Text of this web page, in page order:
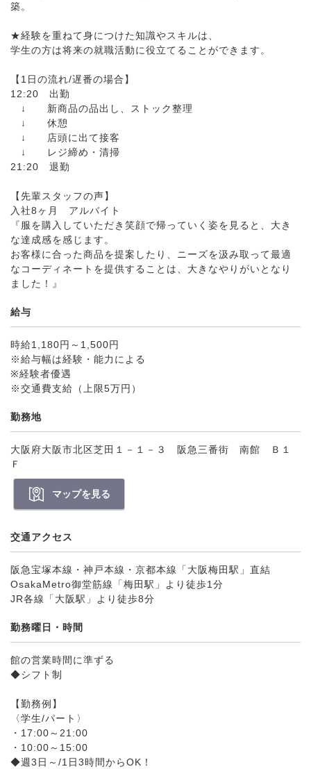
築。
★経験を重ねて身につけた知識やスキルは、
学生の方は将来の就職活動に役立てることができます。
【1日の流れ/遅番の場合】
12:20 出勤
↓ 新商品の品出し、ストック整理
↓ 休憩
↓ 店頭に出て接客
↓ レジ締め・清掃
21:20 退勤
【先輩スタッフの声】
入社8ヶ月 アルバイト
『服を購入していただき笑顔で帰っていく姿を見ると、大き
な達成感を感じます。
お客様に合った商品を提案したり、ニーズを汲み取って最適
なコーディネートを提供することは、大きなやりがいとなり
ました！』
給与
時給1,180円～1,500円
※給与幅は経験・能力による
※経験者優遇
※交通費支給（上限5万円）
勤務地
大阪府大阪市北区芝田１－１－３ 阪急三番街 南館 Ｂ１
Ｆ
マップを見る
交通アクセス
阪急宝塚本線・神戸本線・京都本線「大阪梅田駅」直結
OsakaMetro御堂筋線「梅田駅」より徒歩1分
JR各線「大阪駅」より徒歩8分
勤務曜日・時間
館の営業時間に準ずる
◆シフト制
【勤務例】
〈学生/パート〉
・17:00～21:00
・10:00～15:00
◆週3日～/1日3時間からOK！